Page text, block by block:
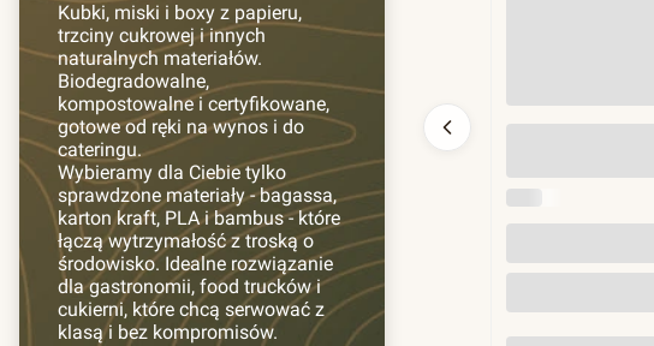
Kubki, miski i boxy z papieru,
trzciny cukrowej i innych
naturalnych materiałów.
Biodegradowalne,
kompostowalne i certyfikowane,
gotowe od ręki na wynos i do
cateringu.
Wybieramy dla Ciebie tylko
sprawdzone materiały - bagassa,
karton kraft, PLA i bambus - które
łączą wytrzymałość z troską o
środowisko. Idealne rozwiązanie
dla gastronomii, food trucków i
cukierni, które chcą serwować z
klasą i bez kompromisów.